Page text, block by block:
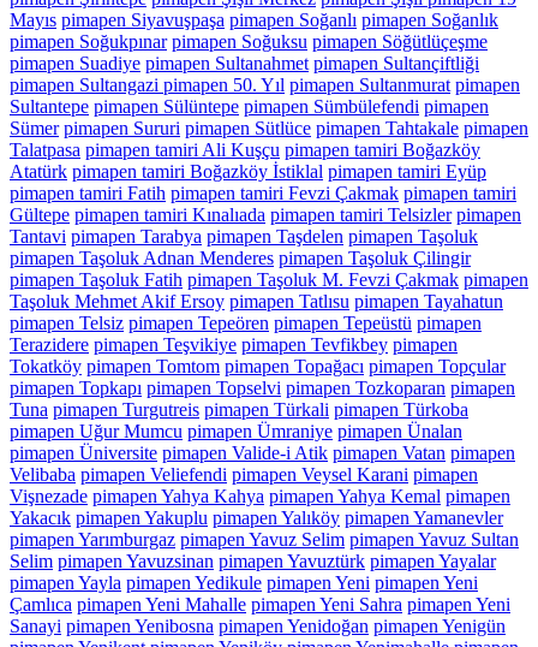
Mayıs pimapen Siyavuşpaşa pimapen Soğanlı pimapen Soğanlık
pimapen Soğukpınar pimapen Soğuksu pimapen Söğütlüçeşme
pimapen Suadiye pimapen Sultanahmet pimapen Sultançiftliği
pimapen Sultangazi pimapen 50. Yıl pimapen Sultanmurat pimapen
Sultantepe pimapen Sülüntepe pimapen Sümbülefendi pimapen
Sümer pimapen Sururi pimapen Sütlüce pimapen Tahtakale pimapen
Talatpasa pimapen tamiri Ali Kuşçu pimapen tamiri Boğazköy
Atatürk pimapen tamiri Boğazköy İstiklal pimapen tamiri Eyüp
pimapen tamiri Fatih pimapen tamiri Fevzi Çakmak pimapen tamiri
Gültepe pimapen tamiri Kınalıada pimapen tamiri Telsizler pimapen
Tantavi pimapen Tarabya pimapen Taşdelen pimapen Taşoluk
pimapen Taşoluk Adnan Menderes pimapen Taşoluk Çilingir
pimapen Taşoluk Fatih pimapen Taşoluk M. Fevzi Çakmak pimapen
Taşoluk Mehmet Akif Ersoy pimapen Tatlısu pimapen Tayahatun
pimapen Telsiz pimapen Tepeören pimapen Tepeüstü pimapen
Terazidere pimapen Teşvikiye pimapen Tevfikbey pimapen
Tokatköy pimapen Tomtom pimapen Topağacı pimapen Topçular
pimapen Topkapı pimapen Topselvi pimapen Tozkoparan pimapen
Tuna pimapen Turgutreis pimapen Türkali pimapen Türkoba
pimapen Uğur Mumcu pimapen Ümraniye pimapen Ünalan
pimapen Üniversite pimapen Valide-i Atik pimapen Vatan pimapen
Velibaba pimapen Veliefendi pimapen Veysel Karani pimapen
Vişnezade pimapen Yahya Kahya pimapen Yahya Kemal pimapen
Yakacık pimapen Yakuplu pimapen Yalıköy pimapen Yamanevler
pimapen Yarımburgaz pimapen Yavuz Selim pimapen Yavuz Sultan
Selim pimapen Yavuzsinan pimapen Yavuztürk pimapen Yayalar
pimapen Yayla pimapen Yedikule pimapen Yeni pimapen Yeni
Çamlıca pimapen Yeni Mahalle pimapen Yeni Sahra pimapen Yeni
Sanayi pimapen Yenibosna pimapen Yenidoğan pimapen Yenigün